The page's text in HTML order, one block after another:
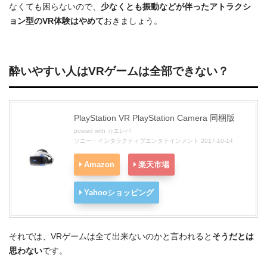
なくても困らないので、 少なくとも振動などが伴ったアトラクシ
ョン型のVR体験はやめておきましょう。
酔いやすい人はVRゲームは全部できない？
PlayStation VR PlayStation Camera 同梱版
posted with カエレバ
ソニー・インタラクティブエンタテインメント 2017-10-14
Amazon 楽天市場
Yahooショッピング
それでは、VRゲームは全て出来ないのかと言われると そうだとは
思わないです。